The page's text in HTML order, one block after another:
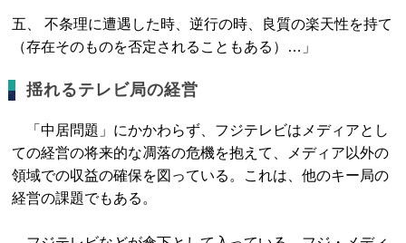
五、 不条理に遭遇した時、逆行の時、良質の楽天性を持て
（存在そのものを否定されることもある）…」
揺れるテレビ局の経営
「中居問題」にかかわらず、フジテレビはメディアとし
ての経営の将来的な凋落の危機を抱えて、メディア以外の
領域での収益の確保を図っている。これは、他のキー局の
経営の課題でもある。